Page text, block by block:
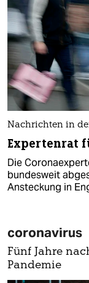
Nachrichten in
Expertenrat
Die
bundesweit
Ansteckung in
coronavirus
Fünf Jahre
Pandemie